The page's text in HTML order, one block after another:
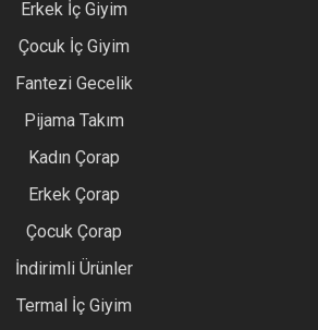
Erkek İç Giyim
Çocuk İç Giyim
Fantezi Gecelik
Pijama Takım
Kadın Çorap
Erkek Çorap
Çocuk Çorap
İndirimli Ürünler
Termal İç Giyim